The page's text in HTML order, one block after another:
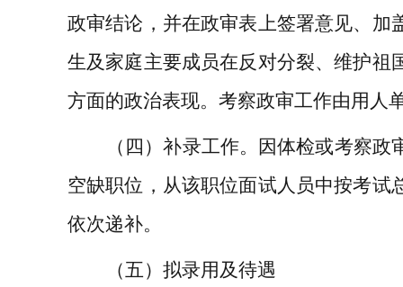
政审结论，并在政审表上签署意见、加
生及家庭主要成员在反对分裂、维护祖
方面的政治表现。 考察政审工作由用人
（ 四 ）补录工作。
因体检或考察政
空缺职位 ， 从该职位面试人员中按考试
依次递补。
（五） 拟录用 及待遇